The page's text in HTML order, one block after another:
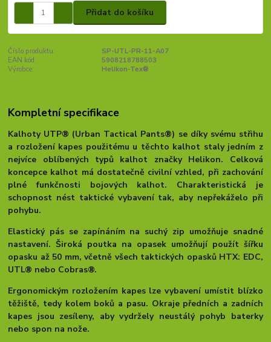
Přidat do košíku
Číslo produktu:
SP-UTL-PR-11-A07
EAN kód:
5908218788503
Výrobce:
Helikon-Tex®
Kompletní specifikace
Kalhoty UTP® (Urban Tactical Pants®) se díky svému střihu
a rozložení kapes použitému u těchto kalhot staly jedním z
nejvíce oblíbených typů kalhot značky Helikon. Celková
koncepce kalhot má dostatečně civilní vzhled, při zachování
plné funkčnosti bojových kalhot. Charakteristická je
schopnost nést taktické vybavení tak, aby nepřekáželo při
pohybu.
Elastický pás se zapínáním na suchý zip umožňuje snadné
nastavení. Široká poutka na opasek umožňují použít šířku
opasku až 50 mm, včetně všech taktických opasků HTX: EDC,
UTL® nebo Cobras®.
Ergonomickým rozložením kapes lze vybavení umístit blízko
těžiště, tedy kolem boků a pasu. Okraje předních a zadních
kapes jsou zesíleny, aby vydržely neustálý pohyb baterky
nebo spon na nože.